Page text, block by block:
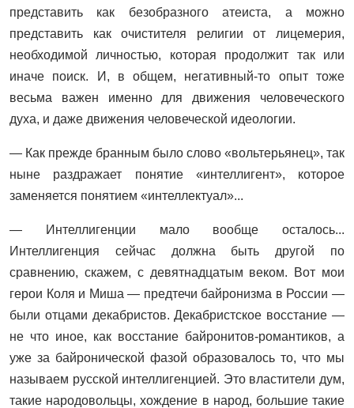
представить как безобраз­ного атеиста, а можно
представить как очистителя религии от лицемерия,
необходимой личностью, которая продолжит так или
иначе поиск. И, в общем, негативный-то опыт тоже
весьма важен именно для движения человеческого
духа, и даже движения человеческой идеологии.
— Как прежде бранным было слово «вольтерьянец», так
ныне раздражает понятие «интеллигент», которое
заменяется понятием «интеллектуал»...
— Интеллигенции мало вообще осталось...
Интеллигенция сейчас должна быть другой по
сравнению, скажем, с девятнадцатым веком. Вот мои
герои Коля и Миша — предтечи байронизма в России —
были отцами декабристов. Декабристское восстание —
не что иное, как восстание байронитов-романтиков, а
уже за байронической фазой образовалось то, что мы
называем русской интеллигенцией. Это властители дум,
такие народовольцы, хождение в народ, большие такие